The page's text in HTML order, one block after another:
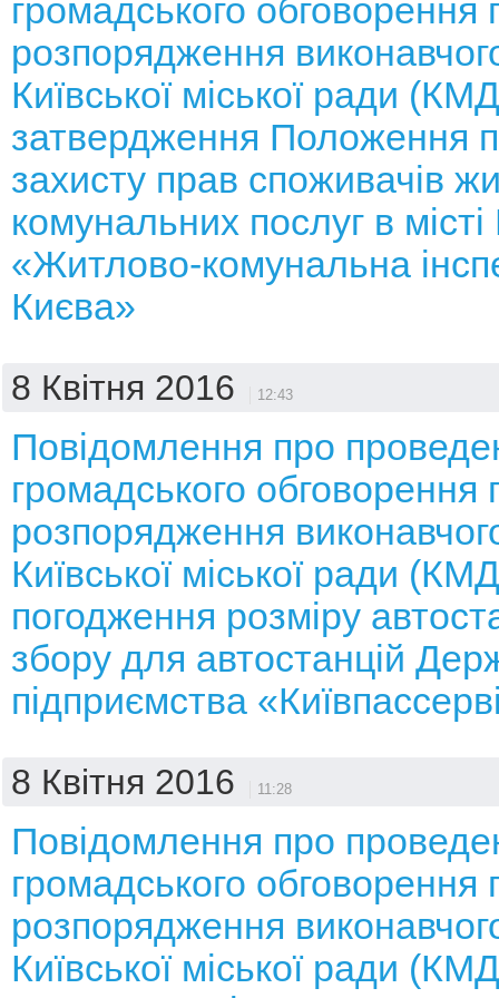
громадського обговорення
розпорядження
Київської міської ради
затвердження Положення
захисту прав споживачів
комунальних послуг в місті
«Житлово-комунальна
Києва»
8 Квітня 2016 12:43
Повідомлення про
громадського обговорення
розпорядження
Київської міської ради
погодження розміру
збору для автостанцій
підприємства
8 Квітня 2016 11:28
Повідомлення про
громадського обговорення
розпорядження
Київської міської ради